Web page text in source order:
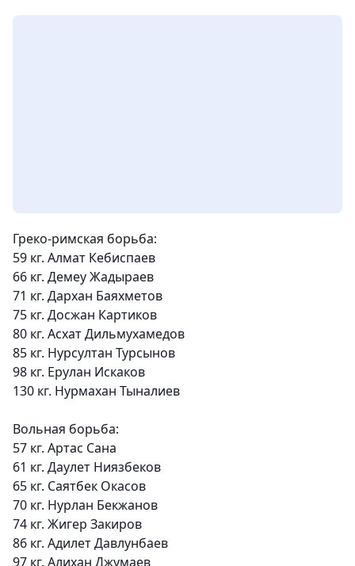
Греко-римская борьба:
59 кг. Алмат Кебиспаев
66 кг. Демеу Жадыраев
71 кг. Дархан Баяхметов
75 кг. Досжан Картиков
80 кг. Асхат Дильмухамедов
85 кг. Нурсултан Турсынов
98 кг. Ерулан Искаков
130 кг. Нурмахан Тыналиев
Вольная борьба:
57 кг. Артас Сана
61 кг. Даулет Ниязбеков
65 кг. Саятбек Окасов
70 кг. Нурлан Бекжанов
74 кг. Жигер Закиров
86 кг. Адилет Давлунбаев
97 кг. Алихан Джумаев